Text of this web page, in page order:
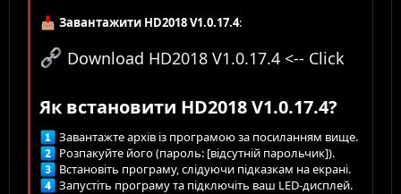
Завантажити HD2018 V1.0.17.4:
Download HD2018 V1.0.17.4 <-- Click
Як встановити HD2018 V1.0.17.4?
Завантажте архів із програмою за посиланням вище.
Розпакуйте його (пароль: [відсутній парольчик]).
Встановіть програму, слідуючи підказкам на екрані.
Запустіть програму та підключіть ваш LED-дисплей.